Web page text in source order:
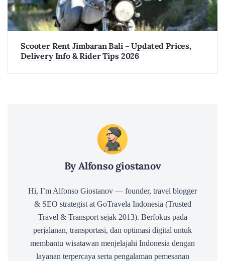
Scooter Rent Jimbaran Bali – Updated Prices,
Delivery Info & Rider Tips 2026
By Alfonso giostanov
Hi, I’m Alfonso Giostanov — founder, travel blogger
& SEO strategist at GoTravela Indonesia (Trusted
Travel & Transport sejak 2013). Berfokus pada
perjalanan, transportasi, dan optimasi digital untuk
membantu wisatawan menjelajahi Indonesia dengan
layanan terpercaya serta pengalaman pemesanan